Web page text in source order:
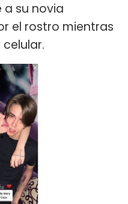
a su novia
el rostro mientras